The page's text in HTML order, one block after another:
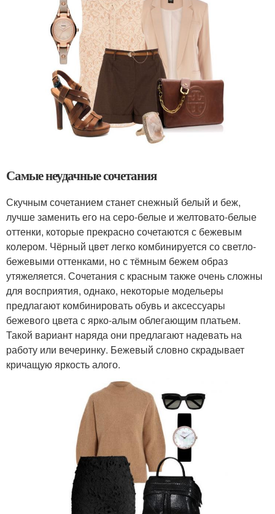
Самые неудачные сочетания
Скучным сочетанием станет снежный белый и беж,
лучше заменить его на серо-белые и желтовато-белые
оттенки, которые прекрасно сочетаются с бежевым
колером. Чёрный цвет легко комбинируется со светло-
бежевыми оттенками, но с тёмным бежем образ
утяжеляется. Сочетания с красным также очень сложны
для восприятия, однако, некоторые модельеры
предлагают комбинировать обувь и аксессуары
бежевого цвета с ярко-алым облегающим платьем.
Такой вариант наряда они предлагают надевать на
работу или вечеринку. Бежевый словно скрадывает
кричащую яркость алого.